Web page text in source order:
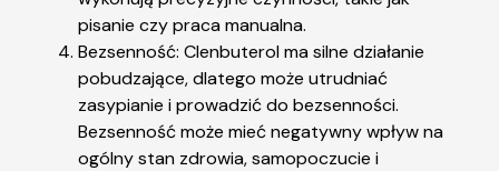
pisanie czy praca manualna.
Bezsenność: Clenbuterol ma silne działanie
pobudzające, dlatego może utrudniać
zasypianie i prowadzić do bezsenności.
Bezsenność może mieć negatywny wpływ na
ogólny stan zdrowia, samopoczucie i